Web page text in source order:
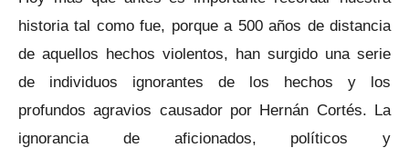
historia tal como fue, porque a 500 años de distancia
de aquellos hechos violentos, han surgido una serie
de individuos ignorantes de los hechos y los
profundos agravios causador por Hernán Cortés. La
ignorancia de aficionados, políticos y